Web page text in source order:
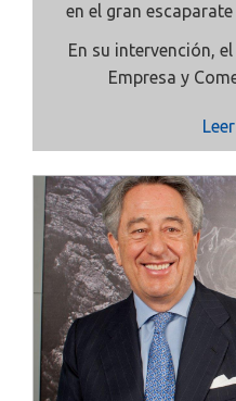
en el gran
En su intervención,
Empresa y